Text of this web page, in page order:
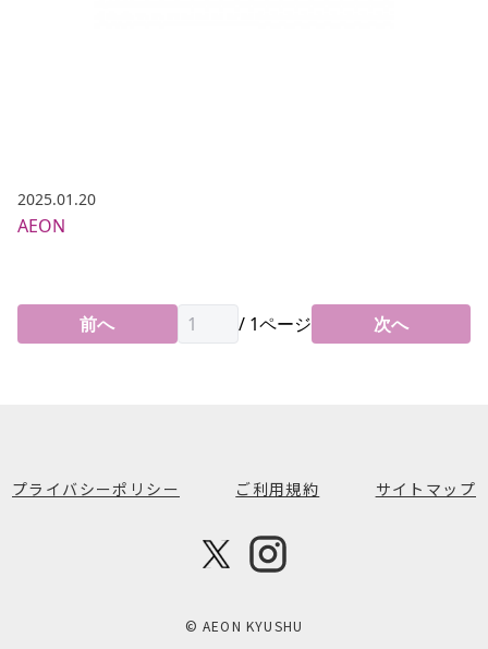
2025.01.20
AEON
前へ / 1ページ 次へ
プライバシーポリシー ご利用規約 サイトマップ
© AEON KYUSHU